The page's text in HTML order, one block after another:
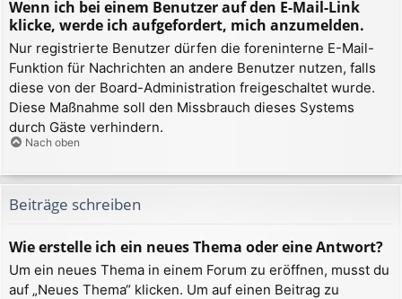
Wenn ich bei einem Benutzer auf den E-Mail-Link
klicke, werde ich aufgefordert, mich anzumelden.
Nur registrierte Benutzer dürfen die foreninterne E-Mail-
Funktion für Nachrichten an andere Benutzer nutzen, falls
diese von der Board-Administration freigeschaltet wurde.
Diese Maßnahme soll den Missbrauch dieses Systems
durch Gäste verhindern.
Nach oben
Beiträge schreiben
Wie erstelle ich ein neues Thema oder eine Antwort?
Um ein neues Thema in einem Forum zu eröffnen, musst du
auf „Neues Thema“ klicken. Um auf einen Beitrag zu